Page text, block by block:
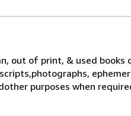
out of print, & used
purposes when